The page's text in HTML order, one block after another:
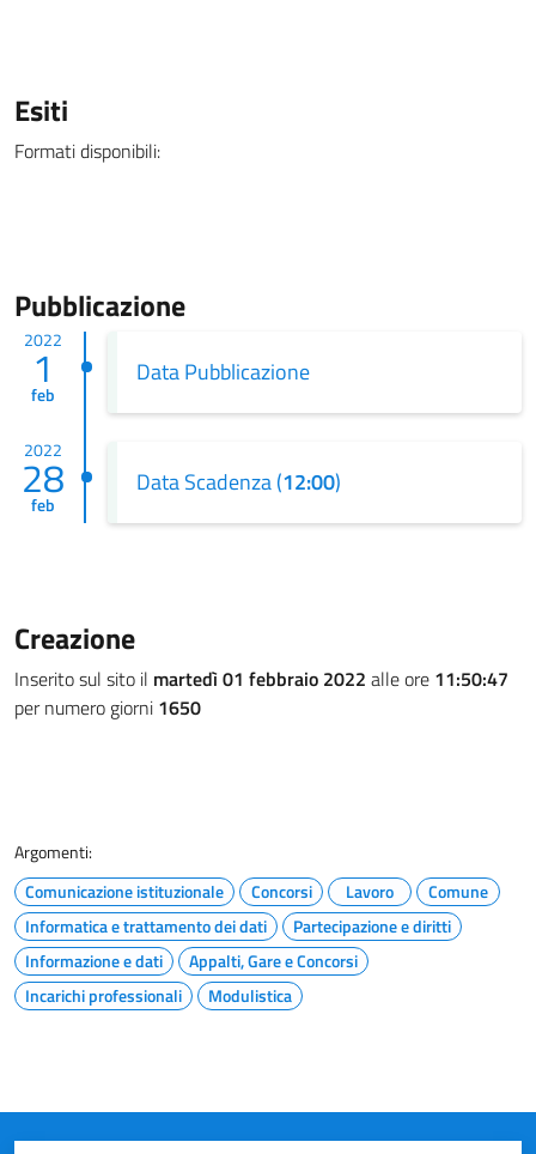
Esiti
Formati disponibili:
Pubblicazione
2022
1
feb
Data Pubblicazione
2022
28
feb
Data Scadenza (12:00)
Creazione
Inserito sul sito il martedì 01 febbraio 2022 alle ore 11:50:47
per numero giorni 1650
Argomenti:
Comunicazione istituzionale
Concorsi Lavoro
Comune
Informatica e trattamento dei dati
Partecipazione e diritti
Informazione e dati
Appalti, Gare e Concorsi
Incarichi professionali
Modulistica